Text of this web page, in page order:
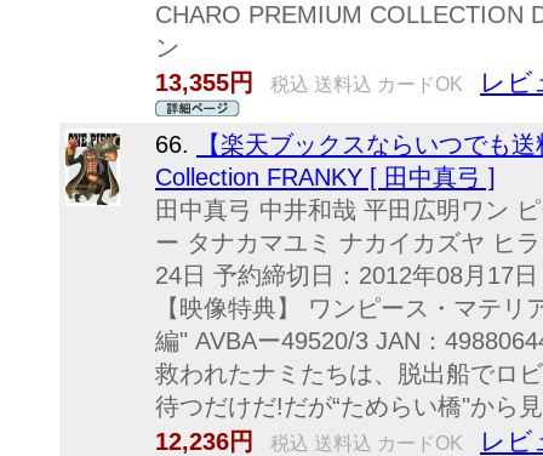
CHARO PREMIUM COLLECTION
ン
13,355円
税込 送料込 カードOK レビ
66.
【楽天ブックスならいつでも
Collection FRANKY [ 田中真弓 ]
田中真弓 中井和哉 平田広明ワン
ー タナカマユミ ナカイカズヤ ヒ
24日 予約締切日：2012年08月17
【映像特典】 ワンピース・マテ
編" AVBAー49520/3 JAN：
救われたナミたちは、脱出船でロ
待つだけだ!だが“ためらい橋"から
12,236円
税込 送料込 カードOK レビ